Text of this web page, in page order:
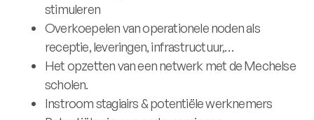
stimuleren
Overkoepelen van operationele noden als
receptie, leveringen, infrastructuur,…
Het opzetten van een netwerk met de Mechelse
scholen.
Instroom stagiairs & potentiële werknemers